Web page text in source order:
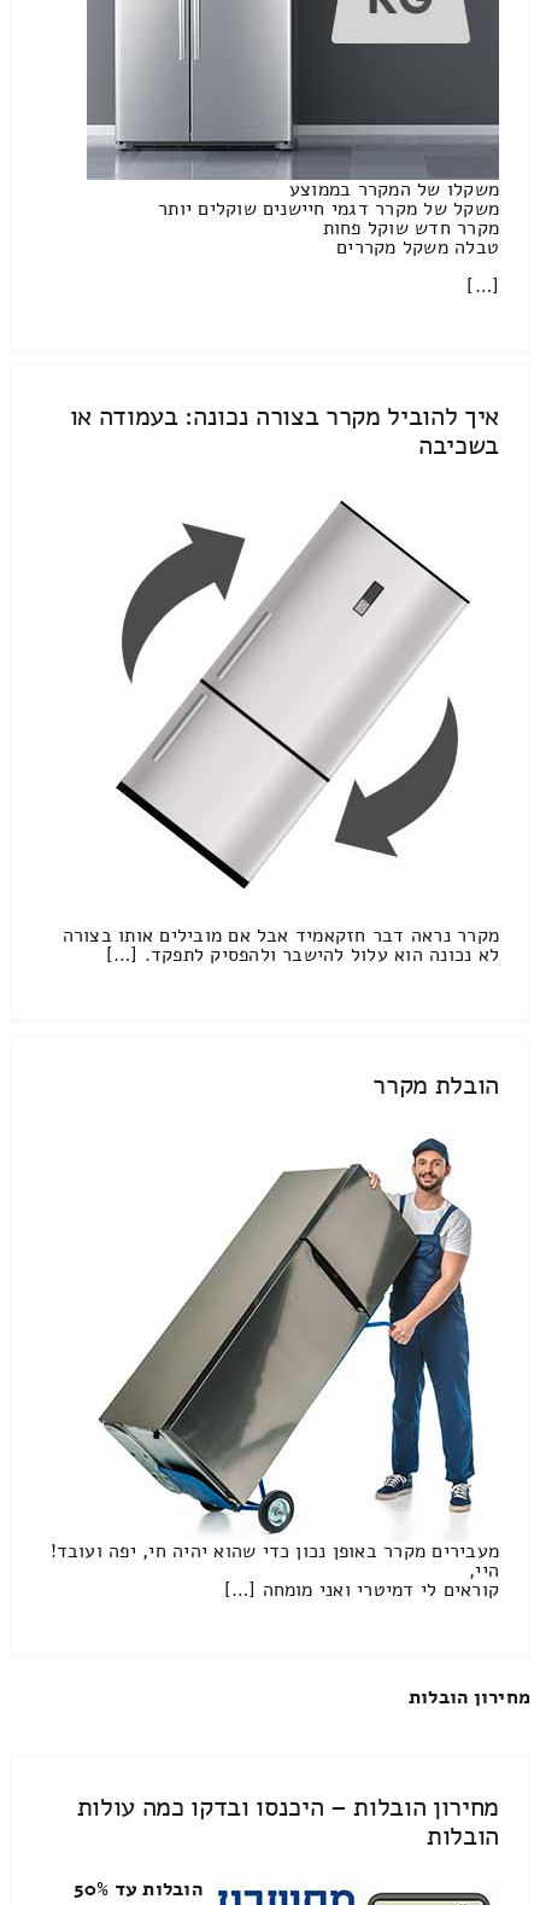
משקלו של המקרר בממוצע
משקל של מקרר דגמי חיישנים שוקלים יותר
מקרר חדש שוקל פחות
טבלה משקל מקררים
[…]
איך להוביל מקרר בצורה נכונה: בעמודה או
בשכיבה
מקרר נראה דבר חזקאמיד אבל אם מובילים אותו בצורה
לא נכונה הוא עלול להישבר ולהפסיק לתפקד. […]
הובלת מקרר
מעבירים מקרר באופן נכון כדי שהוא יהיה חי, יפה ועובד!
היי,
קוראים לי דמיטרי ואני מומחה […]
מחירון הובלות
מחירון הובלות – היכנסו ובדקו כמה עולות
הובלות
הובלות עד 50%